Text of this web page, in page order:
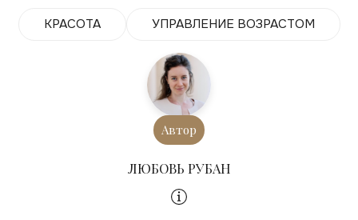
КРАСОТА УПРАВЛЕНИЕ ВОЗРАСТОМ
Автор
ЛЮБОВЬ РУБАН